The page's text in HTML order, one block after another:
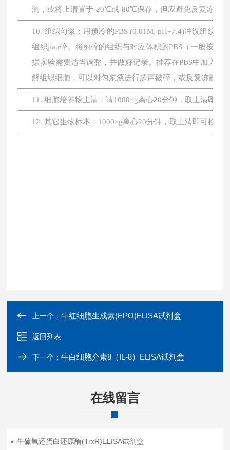
测，或将上清置于-20℃或-80℃保存，但应避免反复冻融。
10. 组织匀浆：用预冷的PBS (0.01M, pH=7.4)冲洗组织
组织jian碎。将剪碎的组织与对应体积的PBS（一般按
据实验需要适当调整，并做好记录。推荐在PBS中加入
解组织细胞，可以对匀浆液进行超声破碎，或反复冻融。
11. 细胞培养物上清：请1000×g离心20分钟，取上清即
12. 其它生物标本：1000×g离心20分钟，取上清即可检测
上一个：牛红细胞生成素(EPO)ELISA试剂盒
返回列表
下一个：牛白细胞介素8（IL-8）ELISA试剂盒
在线留言